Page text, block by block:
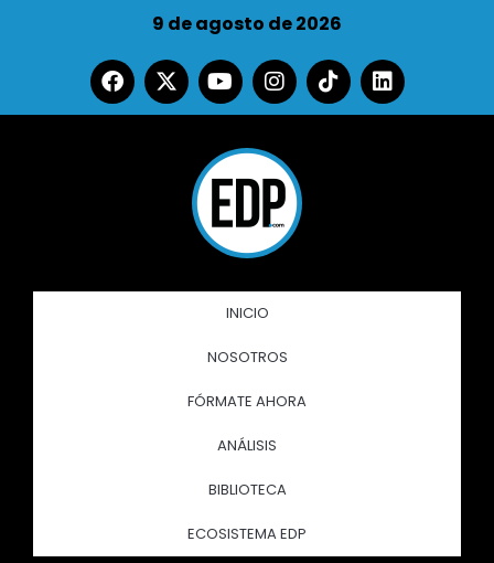
9 de agosto de 2026
INICIO
NOSOTROS
FÓRMATE AHORA
ANÁLISIS
BIBLIOTECA
ECOSISTEMA EDP